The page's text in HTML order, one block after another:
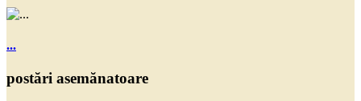
...
postări asemănatoare